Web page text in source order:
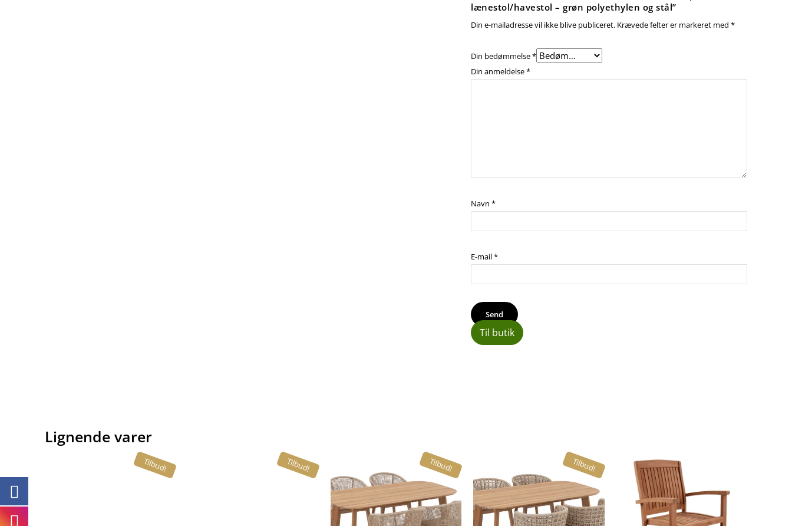
lænestol/havestol – grøn polyethylen og stål”
Din e-mailadresse vil ikke blive publiceret. Krævede felter er markeret med*
Din bedømmelse*
Din anmeldelse*
Navn*
E-mail*
Til butik
Lignende varer
Tilbud! Tilbud! Tilbud! Tilbud!